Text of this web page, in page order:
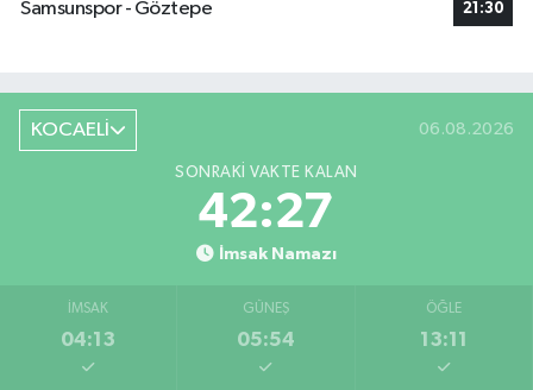
Samsunspor - Göztepe 21:30
KOCAELİ 06.08.2026
SONRAKI VAKTE KALAN
42:26
İmsak Namazı
İMSAK
04:13
GÜNEŞ
05:54
ÖĞLE
13:11